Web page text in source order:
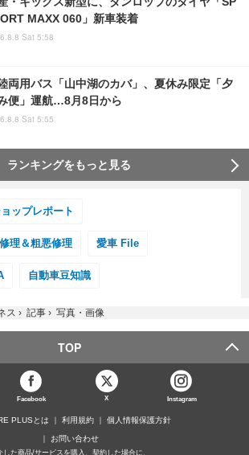
MAXX 060」新車装着
Sat 5:58
両用バス「山中湖のカバ」、夏休み限定「夕
便」運航…8月8日から
Sat 5:55
ランキングをもっと見る
ップレポート
理＆粗悪修理 愛車 File
自動車豆知識
ス › 記事 › 写真・画像
TOP
Facebook X Instagram
PLUSとは 利用規約 個人情報保護方針
お問い合わせ
した商品/サービスを購入、契約した場合に、